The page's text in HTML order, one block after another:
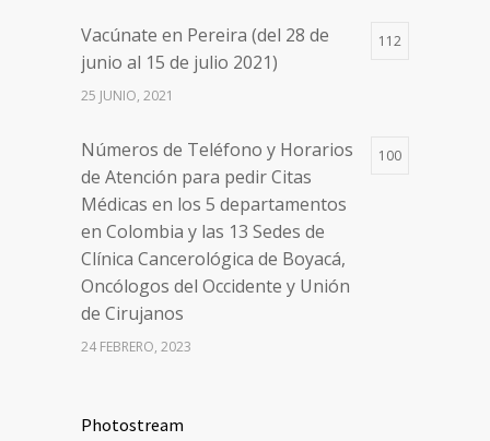
Clínica Cancerológica de Boyacá,
Oncólogos del Occidente y Unión
de Cirujanos
Vacúnate en Pereira (del 28 de
junio al 15 de julio 2021)
112
25 JUNIO, 2021
Números de Teléfono y Horarios
de Atención para pedir Citas
Médicas en los 5 departamentos
en Colombia y las 13 Sedes de
Clínica Cancerológica de Boyacá,
Oncólogos del Occidente y Unión
de Cirujanos
100
24 FEBRERO, 2023
junio 2021)
Photostream